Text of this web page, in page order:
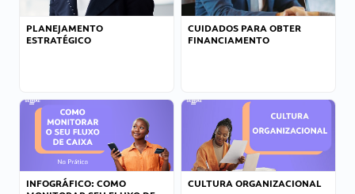
PLANEJAMENTO
ESTRATÉGICO
CUIDADOS PARA OBTER
FINANCIAMENTO
INFOGRÁFICO: COMO
CULTURA ORGANIZACIONAL